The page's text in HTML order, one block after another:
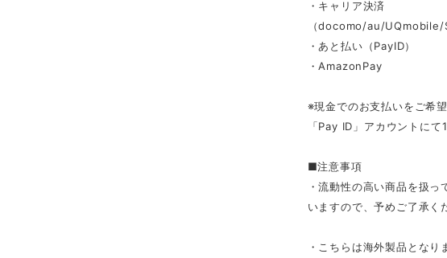
・キャリア決済
（docomo/au/
・あと払い（PayID）
・AmazonPay
※現金でのお支払いをご希
「Pay ID」アカウントに
■注意事項
・流動性の高い商品を扱
いますので、予めご了承く
・こちらは海外製品とな